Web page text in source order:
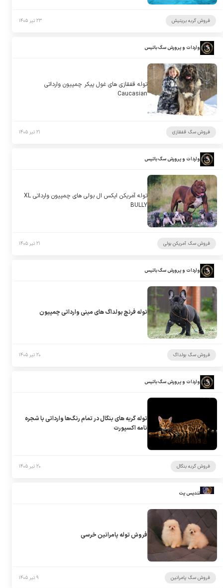
فروش گربه بریتیش ۲۳ تیر ۱۴۰۵
واردات و پرورش سگ باتیس
توله قفقازی های غول پیکر چمپیون وارداتی
Caucasian
فروش سگ قفقازی ۲۱ تیر ۱۴۰۵
واردات و پرورش سگ باتیس
توله آمریکن ایکس ال بولی های چمپیون وارداتی XL
BULLY
فروش سگ آمریکن بولی ۲۱ تیر ۱۴۰۵
واردات و پرورش سگ باتیس
توله فرنچ بولداگ های مینی وارداتی چمپیون
فروش سگ بولداگ ۲۰ تیر ۱۴۰۵
واردات و پرورش سگ باتیس
توله گربه های بنگال در تمام رنگ‌ها وارداتی با شجره
نامه اکسپورت
فروش گربه بنگال ۲۰ تیر ۱۴۰۵
تندیس پت
فروش توله پامرانین خرسی
فروش سگ پامرانین ۹ تیر ۱۴۰۵